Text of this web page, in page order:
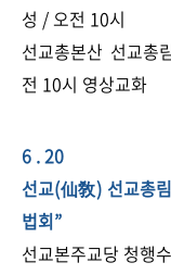
성 / 오전 10시
선교총본산 선교총
전 10시 영상교화​
6 . 20
선교(仙敎) 선교총
법회”
선교본주교당 ​청행